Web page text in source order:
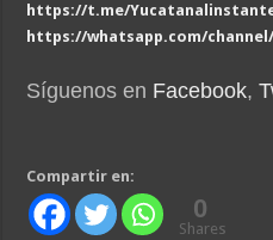
https://t.me/
https://whatsapp.com/channel/
Síguenos en Facebook,
Compartir en:
0
Shares